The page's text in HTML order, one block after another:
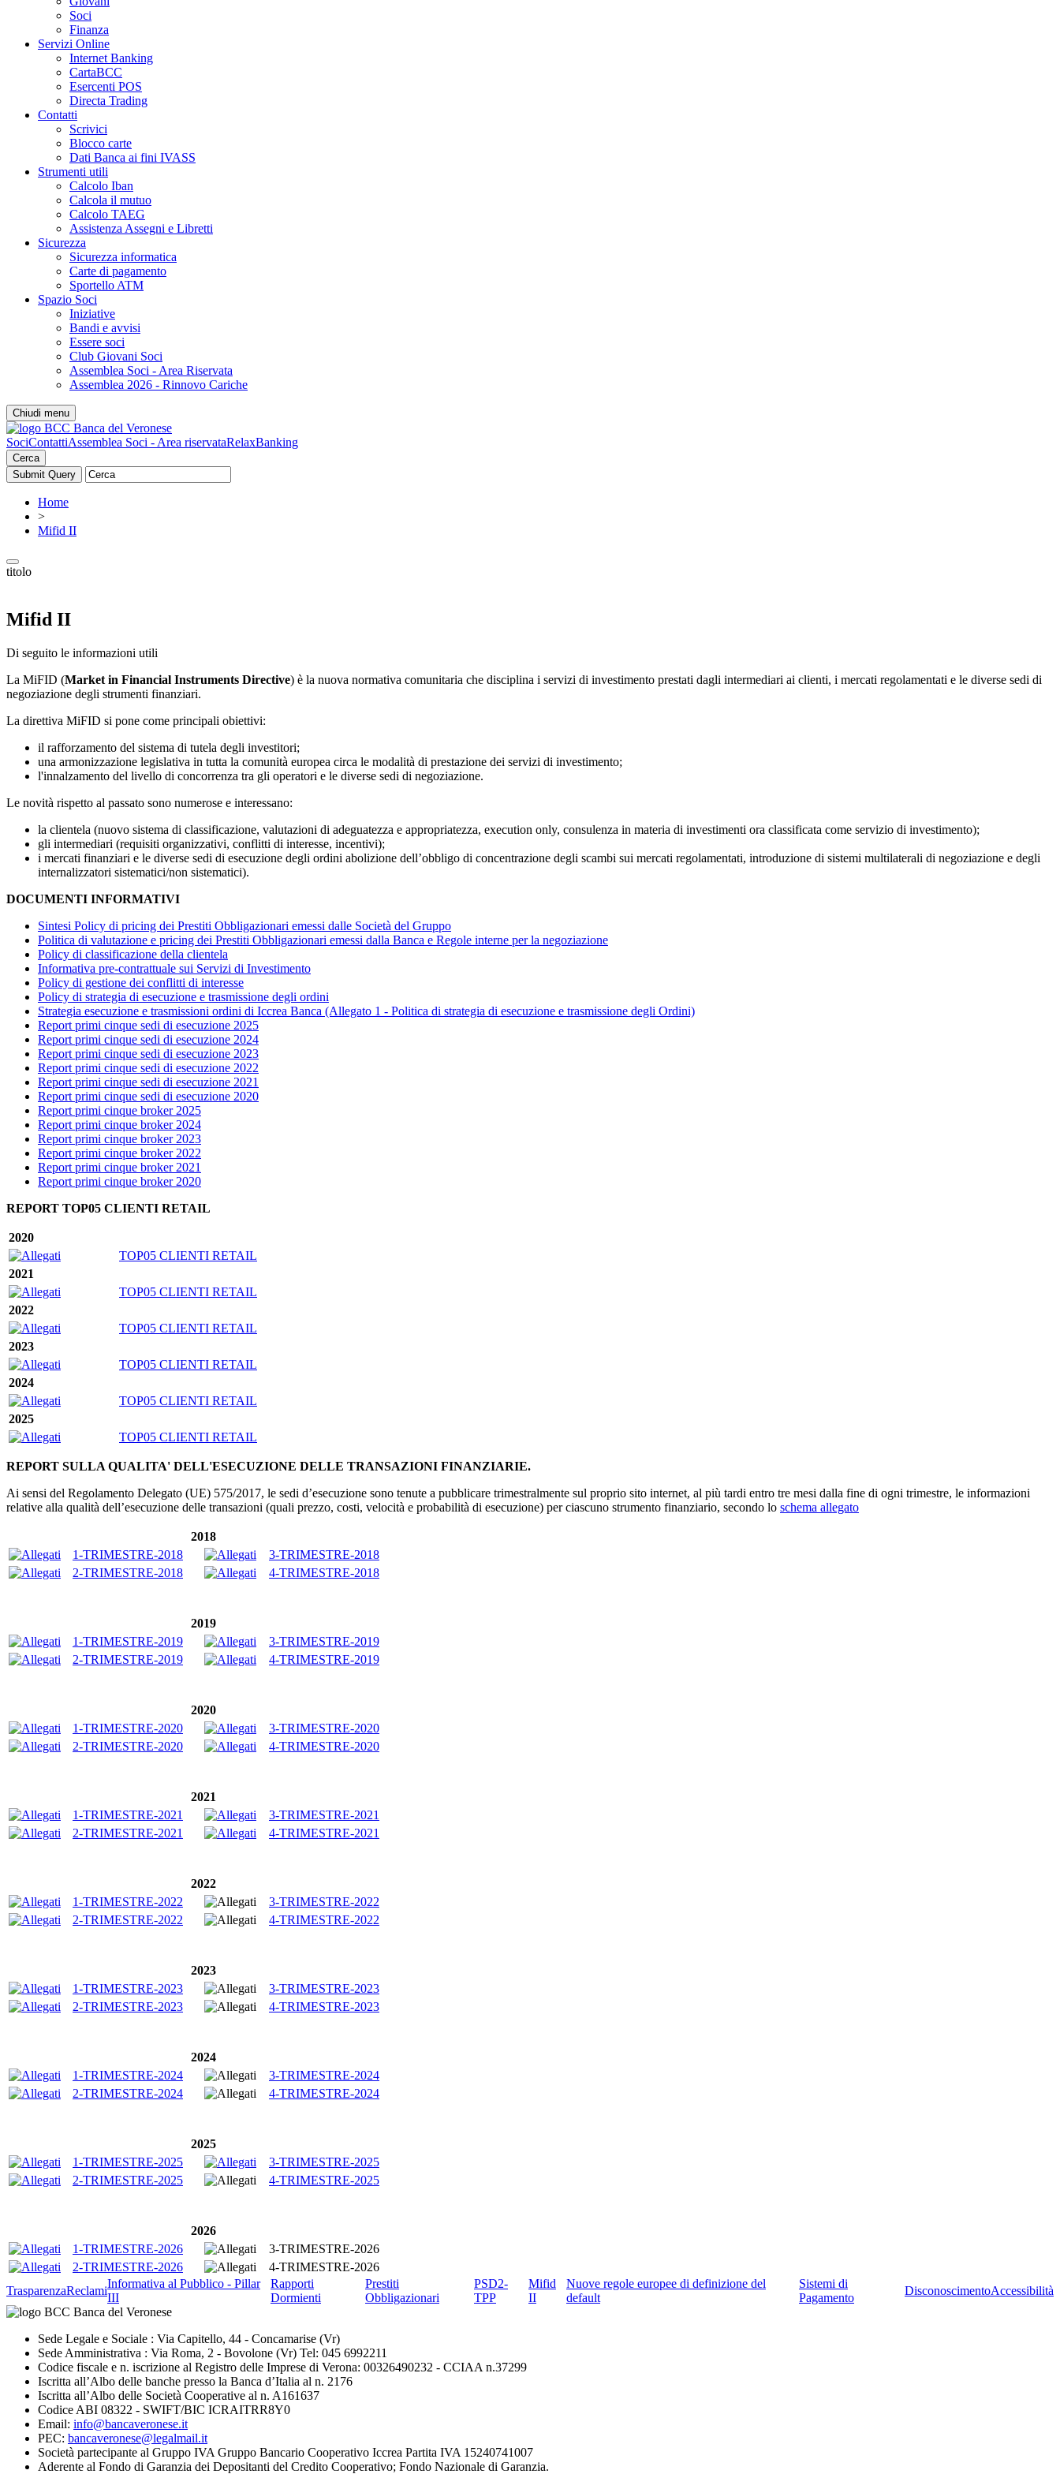
Soci
Finanza
Servizi Online
Internet Banking
CartaBCC
Esercenti POS
Directa Trading
Contatti
Scrivici
Blocco carte
Dati Banca ai fini IVASS
Strumenti utili
Calcolo Iban
Calcola il mutuo
Calcolo TAEG
Assistenza Assegni e Libretti
Sicurezza
Sicurezza informatica
Carte di pagamento
Sportello ATM
Spazio Soci
Iniziative
Bandi e avvisi
Essere soci
Club Giovani Soci
Assemblea Soci - Area Riservata
Assemblea 2026 - Rinnovo Cariche
Chiudi menu
SociContattiAssemblea Soci - Area riservataRelaxBanking
Cerca
Home
>
Mifid II
titolo
Mifid II
Di seguito le informazioni utili
La MiFID (Market in Financial Instruments Directive) è la nuova normativa comunitaria che disciplina i servizi di investimento prestati dagli intermediari ai clienti, i mercati regolamentati e le diverse sedi di
negoziazione degli strumenti finanziari.
La direttiva MiFID si pone come principali obiettivi:
il rafforzamento del sistema di tutela degli investitori;
una armonizzazione legislativa in tutta la comunità europea circa le modalità di prestazione dei servizi di investimento;
l'innalzamento del livello di concorrenza tra gli operatori e le diverse sedi di negoziazione.
Le novità rispetto al passato sono numerose e interessano:
la clientela (nuovo sistema di classificazione, valutazioni di adeguatezza e appropriatezza, execution only, consulenza in materia di investimenti ora classificata come servizio di investimento);
gli intermediari (requisiti organizzativi, conflitti di interesse, incentivi);
i mercati finanziari e le diverse sedi di esecuzione degli ordini abolizione dell’obbligo di concentrazione degli scambi sui mercati regolamentati, introduzione di sistemi multilaterali di negoziazione e degli
internalizzatori sistematici/non sistematici).
DOCUMENTI INFORMATIVI
Sintesi Policy di pricing dei Prestiti Obbligazionari emessi dalle Società del Gruppo
Politica di valutazione e pricing dei Prestiti Obbligazionari emessi dalla Banca e Regole interne per la negoziazione
Policy di classificazione della clientela
Informativa pre-contrattuale sui Servizi di Investimento
Policy di gestione dei conflitti di interesse
Policy di strategia di esecuzione e trasmissione degli ordini
Strategia esecuzione e trasmissioni ordini di Iccrea Banca (Allegato 1 - Politica di strategia di esecuzione e trasmissione degli Ordini)
Report primi cinque sedi di esecuzione 2025
Report primi cinque sedi di esecuzione 2024
Report primi cinque sedi di esecuzione 2023
Report primi cinque sedi di esecuzione 2022
Report primi cinque sedi di esecuzione 2021
Report primi cinque sedi di esecuzione 2020
Report primi cinque broker 2025
Report primi cinque broker 2024
Report primi cinque broker 2023
Report primi cinque broker 2022
Report primi cinque broker 2021
Report primi cinque broker 2020
REPORT TOP05 CLIENTI RETAIL
2020
TOP05 CLIENTI RETAIL
2021
TOP05 CLIENTI RETAIL
2022
TOP05 CLIENTI RETAIL
2023
TOP05 CLIENTI RETAIL
2024
TOP05 CLIENTI RETAIL
2025
TOP05 CLIENTI RETAIL
REPORT SULLA QUALITA' DELL'ESECUZIONE DELLE TRANSAZIONI FINANZIARIE.
Ai sensi del Regolamento Delegato (UE) 575/2017, le sedi d’esecuzione sono tenute a pubblicare trimestralmente sul proprio sito internet, al più tardi entro tre mesi dalla fine di ogni trimestre, le informazioni
relative alla qualità dell’esecuzione delle transazioni (quali prezzo, costi, velocità e probabilità di esecuzione) per ciascuno strumento finanziario, secondo lo schema allegato
2018
1-TRIMESTRE-2018
3-TRIMESTRE-2018
2-TRIMESTRE-2018
4-TRIMESTRE-2018
2019
1-TRIMESTRE-2019
3-TRIMESTRE-2019
2-TRIMESTRE-2019
4-TRIMESTRE-2019
2020
1-TRIMESTRE-2020
3-TRIMESTRE-2020
2-TRIMESTRE-2020
4-TRIMESTRE-2020
2021
1-TRIMESTRE-2021
3-TRIMESTRE-2021
2-TRIMESTRE-2021
4-TRIMESTRE-2021
2022
1-TRIMESTRE-2022
3-TRIMESTRE-2022
2-TRIMESTRE-2022
4-TRIMESTRE-2022
2023
1-TRIMESTRE-2023
3-TRIMESTRE-2023
2-TRIMESTRE-2023
4-TRIMESTRE-2023
2024
1-TRIMESTRE-2024
3-TRIMESTRE-2024
2-TRIMESTRE-2024
4-TRIMESTRE-2024
2025
1-TRIMESTRE-2025
3-TRIMESTRE-2025
2-TRIMESTRE-2025
4-TRIMESTRE-2025
2026
1-TRIMESTRE-2026
3-TRIMESTRE-2026
2-TRIMESTRE-2026
4-TRIMESTRE-2026
TrasparenzaReclami
Informativa al Pubblico - Pillar
III
Rapporti
Dormienti
Prestiti
Obbligazionari
PSD2-
TPP
Mifid
II
Nuove regole europee di definizione del
default
Sistemi di
Pagamento
DisconoscimentoAccessibilità
Sede Legale e Sociale : Via Capitello, 44 - Concamarise (Vr)
Sede Amministrativa : Via Roma, 2 - Bovolone (Vr) Tel: 045 6992211
Codice fiscale e n. iscrizione al Registro delle Imprese di Verona: 00326490232 - CCIAA n.37299
Iscritta all’Albo delle banche presso la Banca d’Italia al n. 2176
Iscritta all’Albo delle Società Cooperative al n. A161637
Codice ABI 08322 - SWIFT/BIC ICRAITRR8Y0
Email: info@bancaveronese.it
PEC: bancaveronese@legalmail.it
Società partecipante al Gruppo IVA Gruppo Bancario Cooperativo Iccrea Partita IVA 15240741007
Aderente al Fondo di Garanzia dei Depositanti del Credito Cooperativo; Fondo Nazionale di Garanzia.